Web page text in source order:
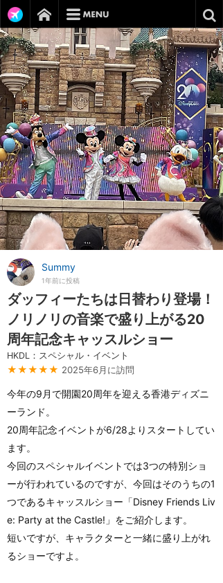
Summy
1年前に投稿
ダッフィーたちは日替わり登場！
ノリノリの音楽で盛り上がる20
周年記念キャッスルショー
HKDL：スペシャル・イベント
★★★★★ 2025年6月に訪問
今年の9月で開園20周年を迎える香港ディズニ
ーランド。
20周年記念イベントが6/28よりスタートしてい
ます。
今回のスペシャルイベントでは3つの特別ショ
ーが行われているのですが、今回はそのうちの1
つであるキャッスルショー「Disney Friends Liv
e: Party at the Castle!」をご紹介します。
短いですが、キャラクターと一緒に盛り上がれ
るショーですよ。